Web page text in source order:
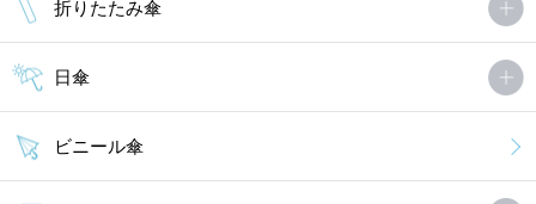
折りたたみ傘
日傘
ビニール傘